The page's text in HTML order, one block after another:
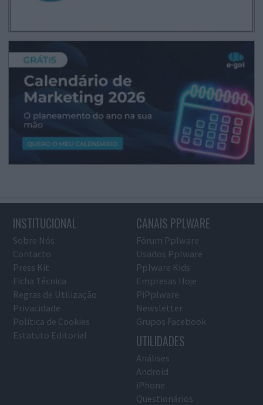
INSTITUCIONAL
Sobre Nós
Contacto
Press Kit
Ficha Técnica
Regras de Utilização
Privacidade
Política de Cookies
Estatuto Editorial
CANAIS PPLWARE
Fórum Pplware
Usados Pplware
Pplware Kids
Empresas Hoje
PiPplware
Newsletter
Grupos Facebook
UTILIDADES
Análises
Android
iPhone
Questionários